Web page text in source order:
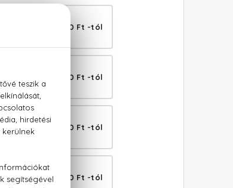
2.080 Ft -tól
2.080 Ft -tól
mentes
2.080 Ft -tól
mentes
2.080 Ft -tól